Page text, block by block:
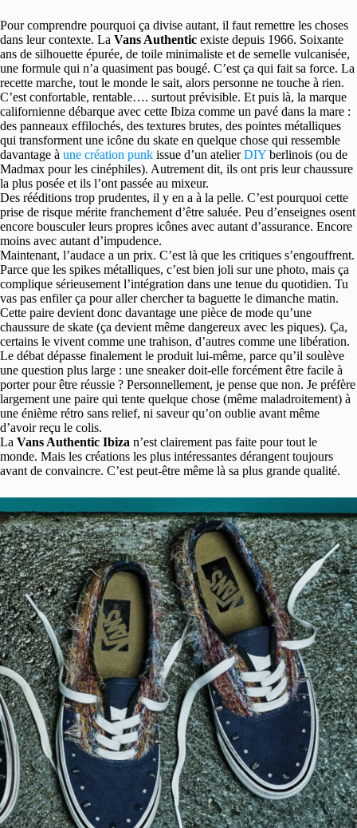
Pour comprendre pourquoi ça divise autant, il faut remettre les choses
dans leur contexte. La Vans Authentic existe depuis 1966. Soixante
ans de silhouette épurée, de toile minimaliste et de semelle vulcanisée,
une formule qui n’a quasiment pas bougé. C’est ça qui fait sa force. La
recette marche, tout le monde le sait, alors personne ne touche à rien.
C’est confortable, rentable…. surtout prévisible. Et puis là, la marque
californienne débarque avec cette Ibiza comme un pavé dans la mare :
des panneaux effilochés, des textures brutes, des pointes métalliques
qui transforment une icône du skate en quelque chose qui ressemble
davantage à une création punk issue d’un atelierDIY berlinois (ou de
Madmax pour les cinéphiles). Autrement dit, ils ont pris leur chaussure
la plus posée et ils l’ont passée au mixeur.
Des rééditions trop prudentes, il y en a à la pelle. C’est pourquoi cette
prise de risque mérite franchement d’être saluée. Peu d’enseignes osent
encore bousculer leurs propres icônes avec autant d’assurance. Encore
moins avec autant d’impudence.
Maintenant, l’audace a un prix. C’est là que les critiques s’engouffrent.
Parce que les spikes métalliques, c’est bien joli sur une photo, mais ça
complique sérieusement l’intégration dans une tenue du quotidien. Tu
vas pas enfiler ça pour aller chercher ta baguette le dimanche matin.
Cette paire devient donc davantage une pièce de mode qu’une
chaussure de skate (ça devient même dangereux avec les piques). Ça,
certains le vivent comme une trahison, d’autres comme une libération.
Le débat dépasse finalement le produit lui-même, parce qu’il soulève
une question plus large : une sneaker doit-elle forcément être facile à
porter pour être réussie ? Personnellement, je pense que non. Je préfère
largement une paire qui tente quelque chose (même maladroitement) à
une énième rétro sans relief, ni saveur qu’on oublie avant même
d’avoir reçu le colis.
La Vans Authentic Ibiza n’est clairement pas faite pour tout le
monde. Mais les créations les plus intéressantes dérangent toujours
avant de convaincre. C’est peut-être même là sa plus grande qualité.